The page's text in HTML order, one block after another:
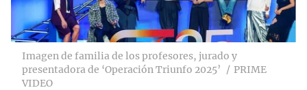
Imagen de familia de los profesores, jurado y
presentadora de ‘Operación Triunfo 2025’
PRIME
VIDEO